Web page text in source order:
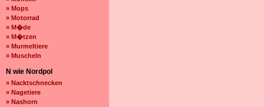
» Mops
» Motorrad
» M�de
» M�tzen
» Murmeltiere
» Muscheln
N wie Nordpol
» Nacktschnecken
» Nagetiere
» Nashorn